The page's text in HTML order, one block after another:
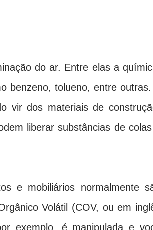
do ar. Entre elas a
benzeno, tolueno, entre
vir dos materiais de
liberar substâncias de
e mobiliários normalmente
Volátil (COV, ou em
exemplo, é manipulada e